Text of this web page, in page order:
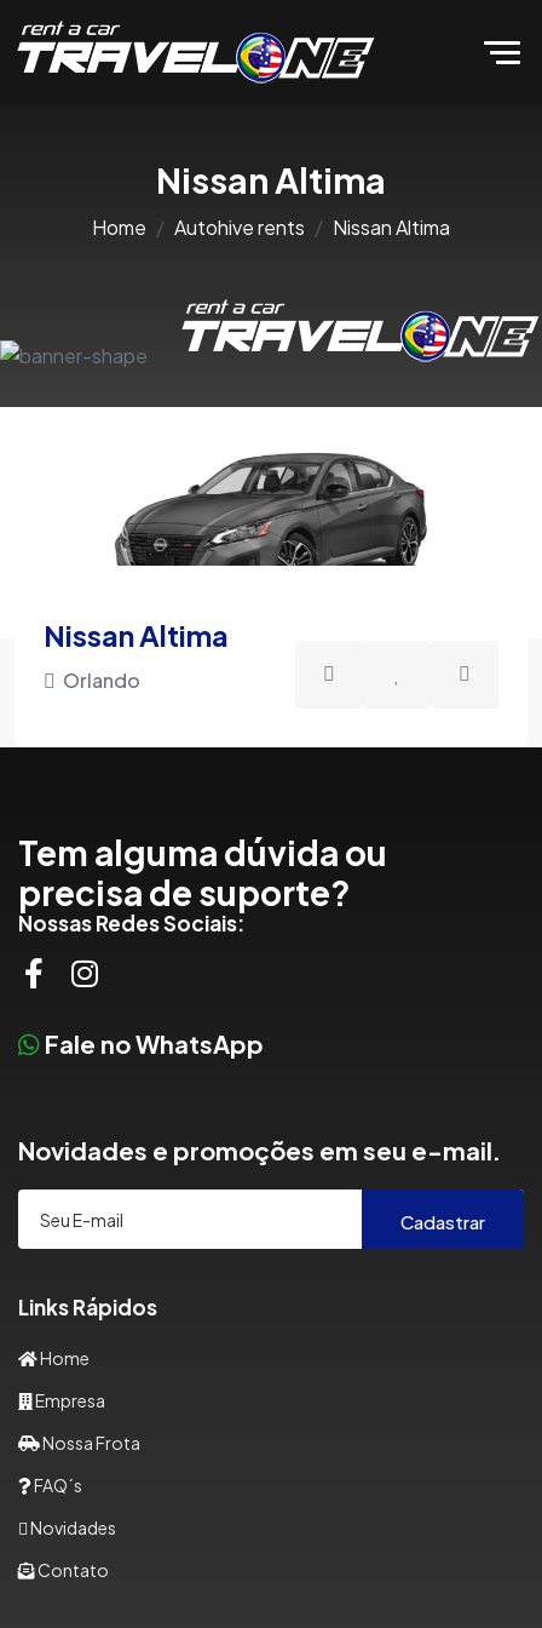
Nissan Altima
Home Autohive rents Nissan Altima
Nissan Altima
Orlando
Tem alguma dúvida ou
precisa de suporte?
Nossas Redes Sociais:
Fale no WhatsApp
Novidades e promoções em seu e-mail.
Cadastrar
Links Rápidos
Home
Empresa
Nossa Frota
FAQ´s
Novidades
Contato